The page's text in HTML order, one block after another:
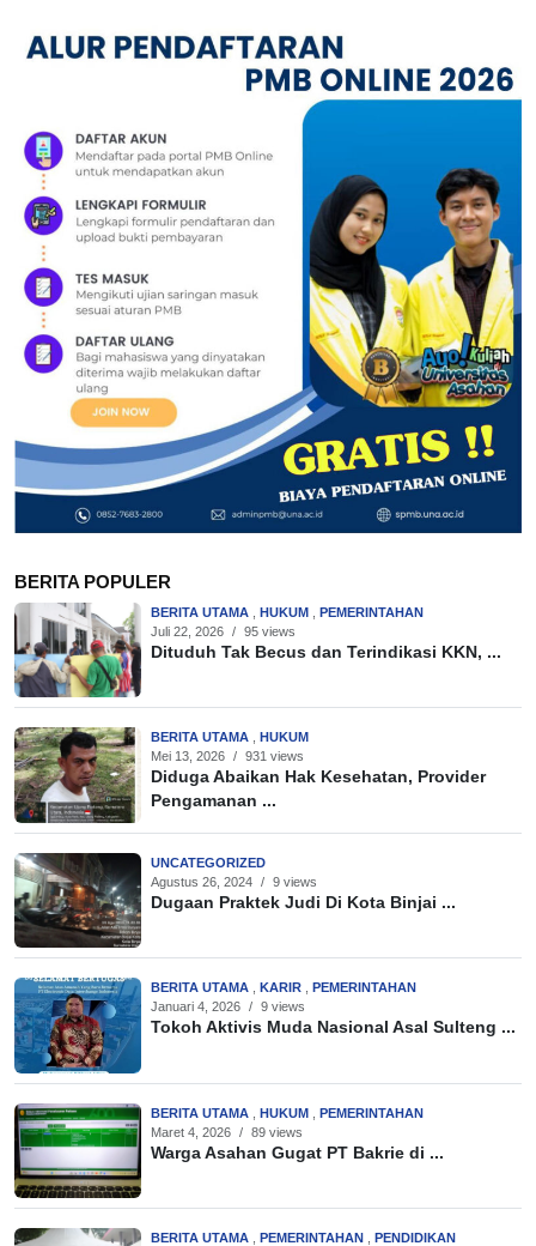
BERITA POPULER
BERITA UTAMA HUKUM
PEMERINTAHAN
Juli 22, 2026 / 95 views
Dituduh Tak Becus dan Terindikasi KKN, ...
BERITA UTAMA
HUKUM
Mei 13, 2026 / 931 views
Diduga Abaikan Hak Kesehatan, Provider
Pengamanan ...
UNCATEGORIZED
Agustus 26, 2024 / 9 views
Dugaan Praktek Judi Di Kota Binjai ...
BERITA UTAMA KARIR
PEMERINTAHAN
Januari 4, 2026 / 9 views
Tokoh Aktivis Muda Nasional Asal Sulteng ...
BERITA UTAMA HUKUM
PEMERINTAHAN
Maret 4, 2026 / 89 views
Warga Asahan Gugat PT Bakrie di ...
BERITA UTAMA PEMERINTAHAN PENDIDIKAN